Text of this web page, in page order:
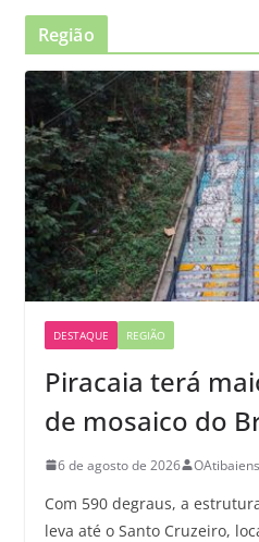
Região
DESTAQUE REGIÃO
Piracaia terá
de mosaico do
6 de agosto de 2026
Com 590 degraus, a
leva até o Santo Cruzeiro,